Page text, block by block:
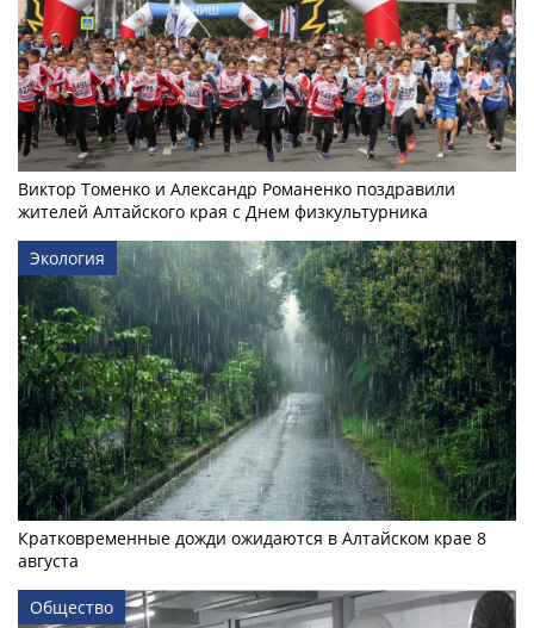
Виктор Томенко и Александр Романенко поздравили
жителей Алтайского края с Днем физкультурника
Экология
Кратковременные дожди ожидаются в Алтайском крае 8
августа
Общество